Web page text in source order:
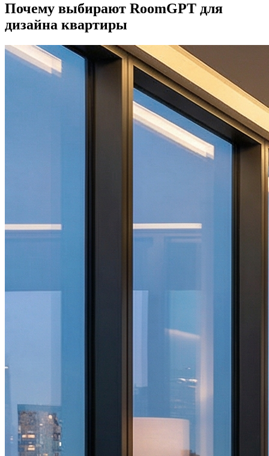
Почему выбирают RoomGPT для
дизайна квартиры